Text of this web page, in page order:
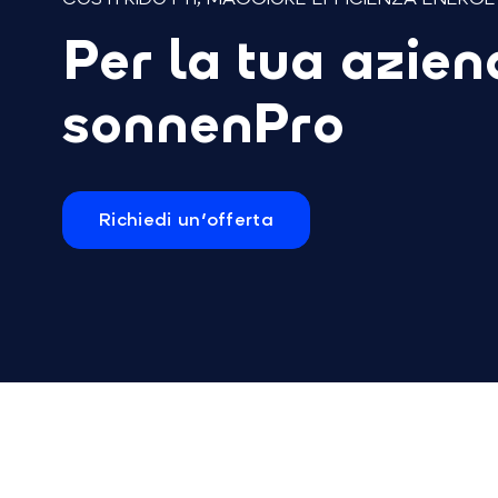
Per la tua
sonnenPro
Richiedi un'offerta